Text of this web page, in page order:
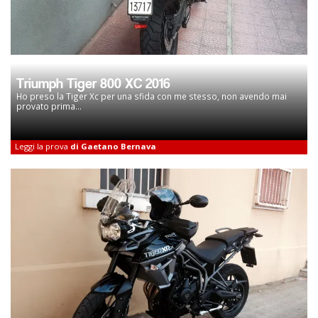
Triumph Tiger 800 XC 2016
Ho preso la Tiger Xc per una sfida con me stesso, non avendo mai
provato prima...
Leggi la prova di Gaetano Bernava